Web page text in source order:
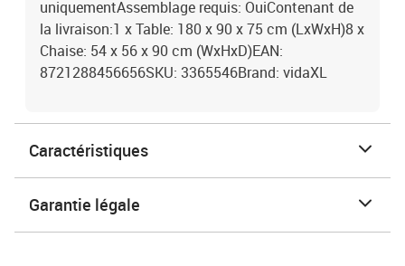
uniquementAssemblage requis: OuiContenant de
la livraison:1 x Table: 180 x 90 x 75 cm (LxWxH)8 x
Chaise: 54 x 56 x 90 cm (WxHxD)EAN:
8721288456656SKU: 3365546Brand: vidaXL
Caractéristiques
Garantie légale